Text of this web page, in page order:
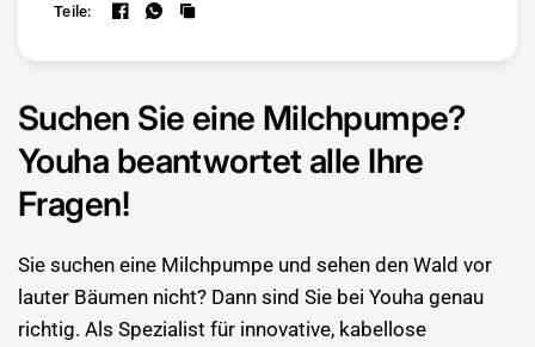
Teile:
Suchen Sie eine Milchpumpe?
Youha beantwortet alle Ihre
Fragen!
Sie suchen eine Milchpumpe und sehen den Wald vor
lauter Bäumen nicht? Dann sind Sie bei Youha genau
richtig. Als Spezialist für innovative, kabellose